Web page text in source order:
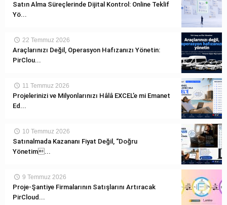
Satın Alma Süreçlerinde Dijital Kontrol: Online Teklif
Yö...
22 Temmuz 2026
Araçlarınızı Değil, Operasyon Hafızanızı Yönetin:
PirClou...
11 Temmuz 2026
Projelerinizi ve Milyonlarınızı Hâlâ EXCEL’e mi Emanet
Ed...
10 Temmuz 2026
Satınalmada Kazananı Fiyat Değil, “Doğru
Yönetim...
9 Temmuz 2026
Proje-Şantiye Firmalarının Satışlarını Artıracak
PirCloud...